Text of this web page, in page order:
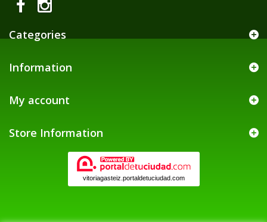
Categories
Information
My account
Store Information
vitoriagasteiz.portaldetuciudad.com